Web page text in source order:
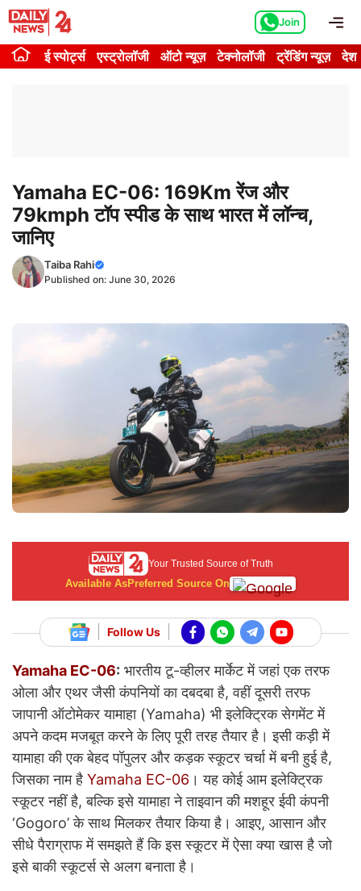
Skip
content
Join
ई स्पोर्ट्स एस्ट्रोलॉजी ऑटो न्यूज़ टेक्नोलॉजी ट्रेंडिंग न्यूज़ देश
Yamaha EC-06: 169Km रेंज और
79kmph टॉप स्पीड के साथ भारत में लॉन्च,
जानिए
Taiba Rahi
Published on: June 30, 2026
Your Trusted Source of Truth
Available AsPreferred Source On
Follow Us
Yamaha EC-06: भारतीय टू-व्हीलर मार्केट में जहां एक तरफ
ओला और एथर जैसी कंपनियों का दबदबा है, वहीं दूसरी तरफ
जापानी ऑटोमेकर यामाहा (Yamaha) भी इलेक्ट्रिक सेगमेंट में
अपने कदम मजबूत करने के लिए पूरी तरह तैयार है। इसी कड़ी में
यामाहा की एक बेहद पॉपुलर और कड़क स्कूटर चर्चा में बनी हुई है,
जिसका नाम है Yamaha EC-06 । यह कोई आम इलेक्ट्रिक
स्कूटर नहीं है, बल्कि इसे यामाहा ने ताइवान की मशहूर ईवी कंपनी
‘Gogoro’ के साथ मिलकर तैयार किया है। आइए, आसान और
सीधे पैराग्राफ में समझते हैं कि इस स्कूटर में ऐसा क्या खास है जो
इसे बाकी स्कूटर्स से अलग बनाता है।